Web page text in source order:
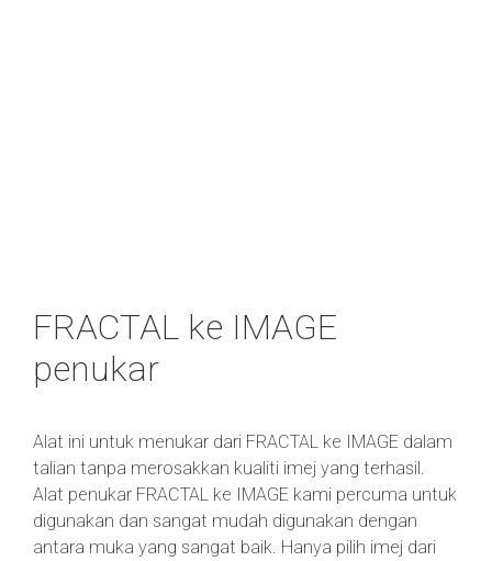
FRACTAL ke IMAGE
penukar
Alat ini untuk menukar dari FRACTAL ke IMAGE dalam
talian tanpa merosakkan kualiti imej yang terhasil.
Alat penukar FRACTAL ke IMAGE kami percuma untuk
digunakan dan sangat mudah digunakan dengan
antara muka yang sangat baik. Hanya pilih imej dari